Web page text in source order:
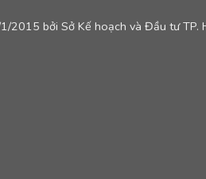
bởi Sở Kế hoạch và Đầu tư TP.